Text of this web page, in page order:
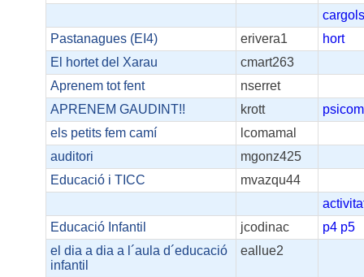
Pastanagues (EI4)
erivera1
hort
El hortet del Xarau
cmart263
Aprenem tot fent
nserret
APRENEM GAUDINT!!
krott
els petits fem camí
lcomamal
auditori
mgonz425
Educació i TICC
mvazqu44
Educació Infantil
jcodinac p4 p5
el dia a dia a l´aula d´educació
infantil
eallue2